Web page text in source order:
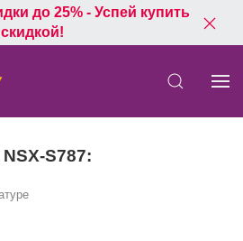
до 25% - Успей купить
S787: